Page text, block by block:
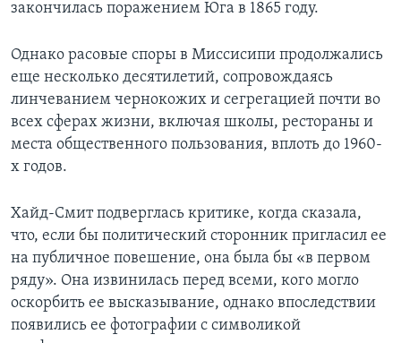
закончилась поражением Юга в 1865 году.
Однако расовые споры в Миссисипи продолжались
еще несколько десятилетий, сопровождаясь
линчеванием чернокожих и сегрегацией почти во
всех сферах жизни, включая школы, рестораны и
места общественного пользования, вплоть до 1960-
х годов.
Хайд-Смит подверглась критике, когда сказала,
что, если бы политический сторонник пригласил ее
на публичное повешение, она была бы «в первом
ряду». Она извинилась перед всеми, кого могло
оскорбить ее высказывание, однако впоследствии
появились ее фотографии с символикой